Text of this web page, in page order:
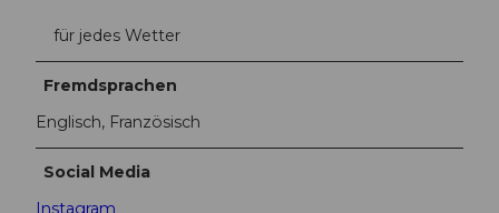
für jedes Wetter
Fremdsprachen
Englisch, Französisch
Social Media
Instagram